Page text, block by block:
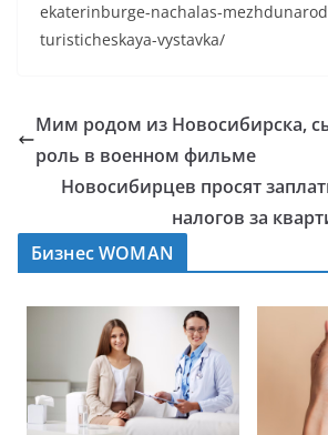
ekaterinburge-nachalas-
turisticheskaya-vystavka/
Мим родом из Новосибирска,
роль в военном фильме
Новосибирцев просят
налогов за
Бизнес WOMAN